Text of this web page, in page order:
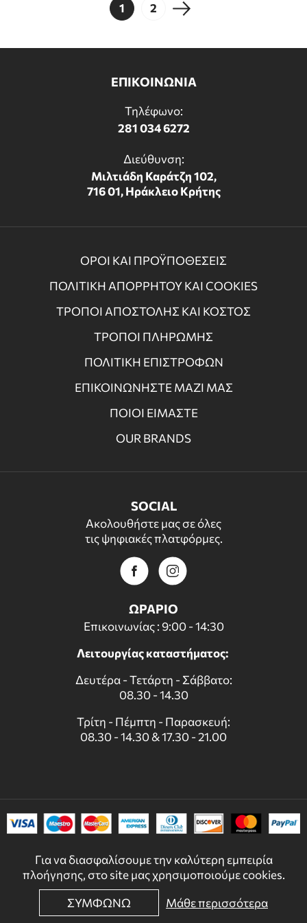
Για να διασφαλίσουμε την καλύτερη εμπειρία
πλοήγησης, στο site μας χρησιμοποιούμε cookies.
ΣΥΜΦΩΝΩ
Μάθε περισσότερα
1 2
ΕΠΙΚΟΙΝΩΝΙΑ
Τηλέφωνο:
281 034 6272
Διεύθυνση:
Μιλτιάδη Καράτζη 102,
716 01, Ηράκλειο Κρήτης
ΟΡΟΙ ΚΑΙ ΠΡΟΫΠΟΘΕΣΕΙΣ
ΠΟΛΙΤΙΚΗ ΑΠΟΡΡΗΤΟΥ ΚΑΙ COOKIES
ΤΡΟΠΟΙ ΑΠΟΣΤΟΛΗΣ ΚΑΙ ΚΟΣΤΟΣ
ΤΡΟΠΟΙ ΠΛΗΡΩΜΗΣ
ΠΟΛΙΤΙΚΗ ΕΠΙΣΤΡΟΦΩΝ
ΕΠΙΚΟΙΝΩΝΗΣΤΕ ΜΑΖΙ ΜΑΣ
ΠΟΙΟΙ ΕΙΜΑΣΤΕ
OUR BRANDS
SOCIAL
Ακολουθήστε μας σε όλες
τις ψηφιακές πλατφόρμες.
ΩΡΑΡΙΟ
Επικοινωνίας : 9:00 - 14:30
Λειτουργίας καταστήματος:
Δευτέρα - Τετάρτη - Σάββατο:
08.30 - 14.30
Τρίτη - Πέμπτη - Παρασκευή:
08.30 - 14.30 & 17.30 - 21.00
© 2022 - 2026 DECORDICASA.GR - ALL RIGHTS RESERVED